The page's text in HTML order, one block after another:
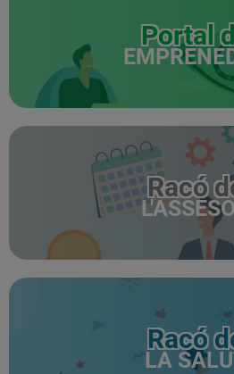
Portal
Racó
Racó
LA